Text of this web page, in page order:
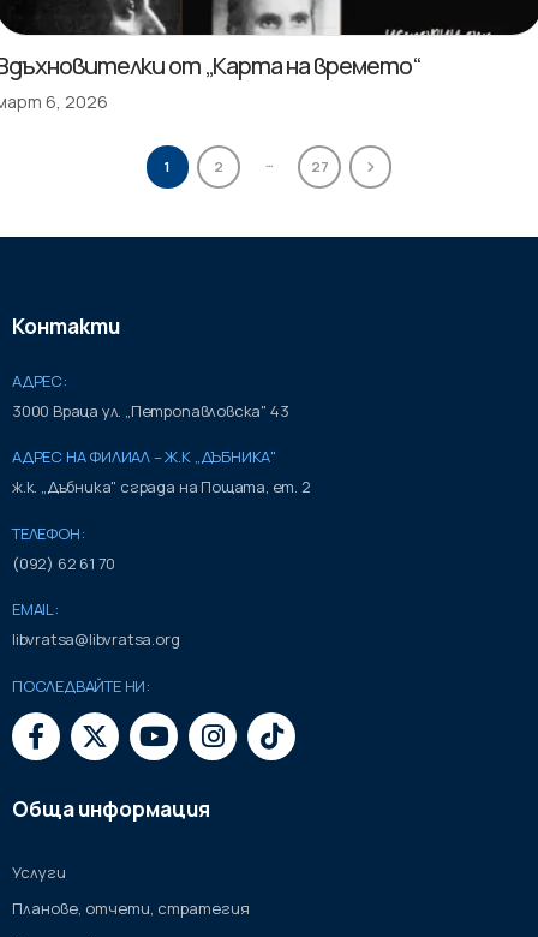
от „Карта на времето“
6, 2026
1 2 … 27
Контакти
АДРЕС:
3000 Враца ул. „Петропавловска" 43
АДРЕС НА ФИЛИАЛ – Ж.К „ДЪБНИКА"
ж.к. „Дъбника" сграда на Пощата, ет. 2
ТЕЛЕФОН:
(092) 62 61 70
EMAIL:
libvratsa@libvratsa.org
ПОСЛЕДВАЙТЕ НИ:
Обща информация
Услуги
Планове, отчети, стратегия